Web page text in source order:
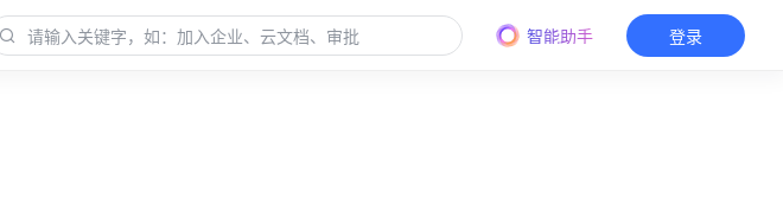
智能助手 登录